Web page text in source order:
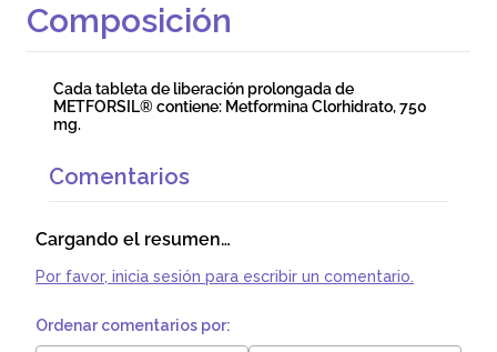
Composición
Cada tableta de liberación prolongada de
METFORSIL® contiene: Metformina Clorhidrato, 750
mg.
Comentarios
Cargando el resumen…
Por favor, inicia sesión para escribir un comentario.